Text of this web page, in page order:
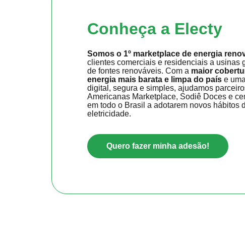
Conheça a Electy
Somos o 1º marketplace de energia
clientes comerciais e residenciais a usinas
de fontes renováveis. Com a maior
energia mais barata e limpa do país e
digital, segura e simples, ajudamos
Americanas Marketplace, Sodiê Doces e
em todo o Brasil a adotarem novos hábitos
eletricidade.
Quero fazer minha adesão!